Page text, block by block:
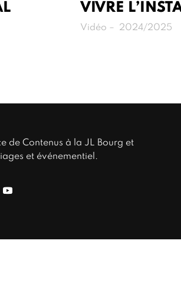
VIVRE
Vidéo – 2024/2025
de Contenus à la JL Bourg et
et événementiel.